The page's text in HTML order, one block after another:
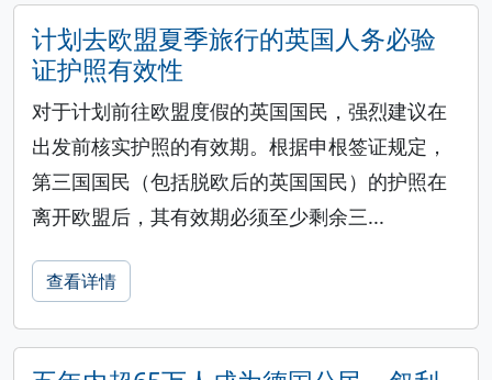
计划去欧盟夏季旅行的英国人务必验
证护照有效性
对于计划前往欧盟度假的英国国民，强烈建议在
出发前核实护照的有效期。根据申根签证规定，
第三国国民（包括脱欧后的英国国民）的护照在
离开欧盟后，其有效期必须至少剩余三...
查看详情